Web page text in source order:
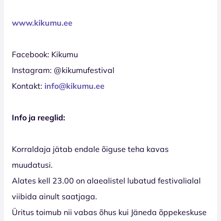
www.kikumu.ee
Facebook: Kikumu
Instagram: @kikumufestival
Kontakt: info@kikumu.ee
Info ja reeglid:
Korraldaja jätab endale õiguse teha kavas
muudatusi.
Alates kell 23.00 on alaealistel lubatud festivalialal
viibida ainult saatjaga.
Üritus toimub nii vabas õhus kui Jäneda õppekeskuse